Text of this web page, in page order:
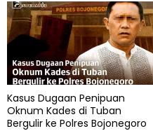
Kasus Dugaan Penipuan
Oknum Kades di Tuban
Bergulir ke Polres Bojonegoro